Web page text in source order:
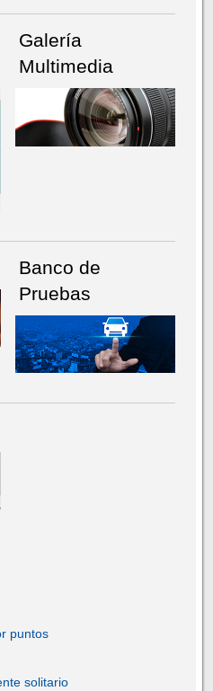
Galería
Multimedia
Banco de
Pruebas
puntos
solitario